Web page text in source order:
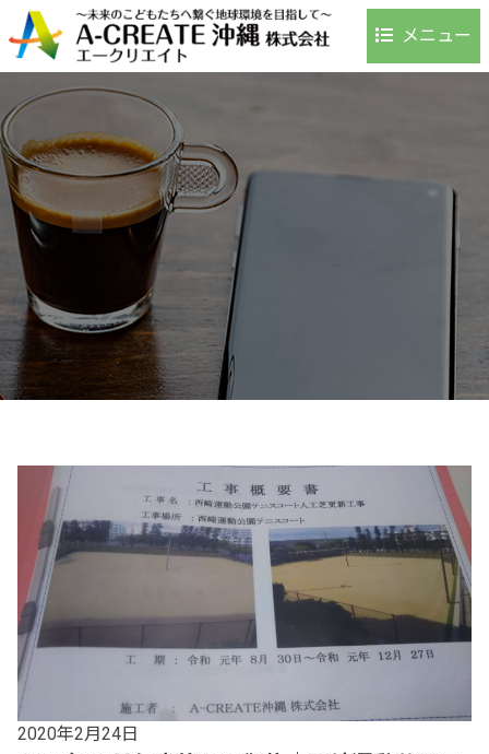
メニュー
ホーム
事業内容
環境への取り組み
事例・実績
お客様の声
よくある質問
会社案内
アクセス
採用情報
お知らせ
2020年2月24日